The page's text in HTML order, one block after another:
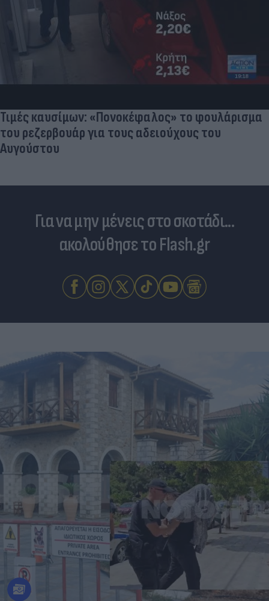
Τιμές καυσίμων: «Πονοκέφαλος» το φουλάρισμα
του ρεζερβουάρ για τους αδειούχους του
Αυγούστου
Για να μην μένεις στο σκοτάδι...
ακολούθησε το Flash.gr